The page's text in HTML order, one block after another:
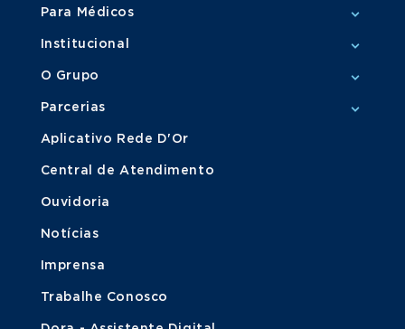
Para Médicos
Institucional
O Grupo
Parcerias
Aplicativo Rede D'Or
Central de Atendimento
Ouvidoria
Notícias
Imprensa
Trabalhe Conosco